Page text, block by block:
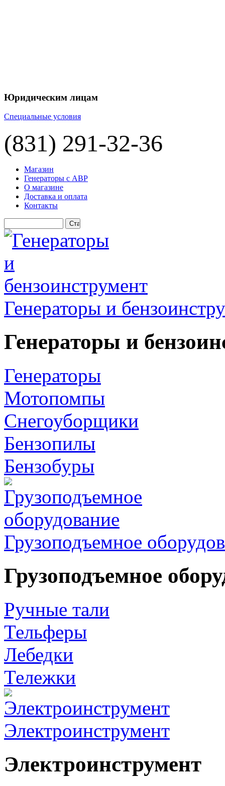
Юридическим лицам
Специальные условия
(831) 291-32-36
Магазин
Генераторы с АВР
О магазине
Доставка и оплата
Контакты
Генераторы и
Генераторы и
Генераторы
Мотопомпы
Снегоуборщики
Бензопилы
Бензобуры
Грузоподъемное
Грузоподъемное
Ручные тали
Тельферы
Лебедки
Тележки
Электроинструмент
Электроинструмент